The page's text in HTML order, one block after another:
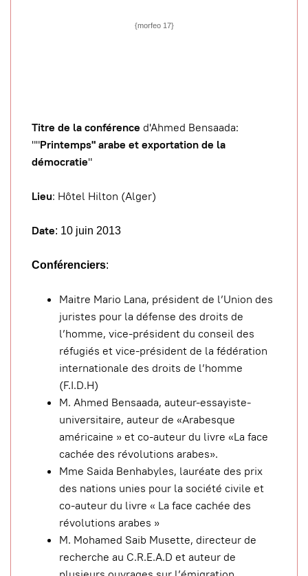
{morfeo 17}
Titre de la conférence d'Ahmed Bensaada:
""Printemps" arabe et exportation de la
démocratie"
Lieu: Hôtel Hilton (Alger)
Date: 10 juin 2013
Conférenciers:
Maitre Mario Lana, président de l’Union des
juristes pour la défense des droits de
l’homme, vice-président du conseil des
réfugiés et vice-président de la fédération
internationale des droits de l’homme
(F.I.D.H)
M. Ahmed Bensaada, auteur-essayiste-
universitaire, auteur de «Arabesque
américaine » et co-auteur du livre «La face
cachée des révolutions arabes».
Mme Saida Benhabyles, lauréate des prix
des nations unies pour la société civile et
co-auteur du livre « La face cachée des
révolutions arabes »
M. Mohamed Saib Musette, directeur de
recherche au C.R.E.A.D et auteur de